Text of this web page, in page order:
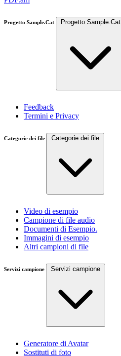
Progetto Sample.Cat Progetto Sample.Cat
Feedback
Termini e Privacy
Categorie dei file Categorie dei file
Video di esempio
Campione di file audio
Documenti di Esempio.
Immagini di esempio
Altri campioni di file
Servizi campione Servizi campione
Generatore di Avatar
Sostituti di foto